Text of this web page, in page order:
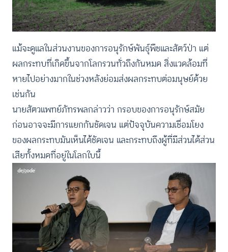
แม้จะดูแลในส่วนงานของการอนุรักษ์พันธุ์พืชและสัตว์ป่า แต่
ผลกระทบที่เกิดขึ้นจากโลกรวนทั่วถึงกันหมด สิ่งแวดล้อมที่
หายไปอย่างมากในช่วงหลังย่อมส่งผลกระทบต่อมนุษย์ด้วย
เช่นกัน
นายสัตวแพทย์ภัทรพลกล่าวว่า กรอบของการอนุรักษ์สมัย
ก่อนอาจจะมีการแยกกันชัดเจน แต่ปัจจุบันความเชื่อมโยง
ของผลกระทบมันเห็นได้ชัดเจน และกระทบถึงผู้ที่มีส่วนได้ส่วน
เสียทั้งหมดที่อยู่ในโลกใบนี้